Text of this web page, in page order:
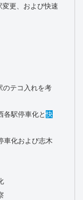
更、および快速
のテコ入れを考
各駅停車化と快
車化および志木